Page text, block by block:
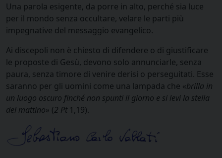
Una parola esigente, da porre in alto, perché sia luce
per il mondo senza occultare, velare le parti più
impegnative del messaggio evangelico.
Ai discepoli non è chiesto di difendere o di giustificare
le proposte di Gesù, devono solo annunciarle, senza
paura, senza timore di venire derisi o perseguitati. Esse
saranno per gli uomini come una lampada che «brilla in
un luogo oscuro finché non spunti il giorno e si levi la stella
del mattino» (2 Pt1,19).